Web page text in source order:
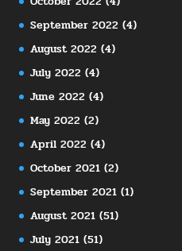
September 2022 (4)
August 2022 (4)
July 2022 (4)
June 2022 (4)
May 2022 (2)
April 2022 (4)
October 2021 (2)
September 2021 (1)
August 2021 (51)
July 2021 (51)